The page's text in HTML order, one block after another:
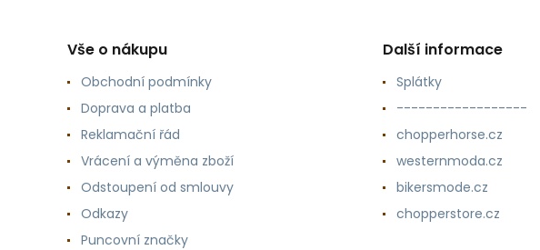
Vše o nákupu
Obchodní podmínky
Doprava a platba
Reklamační řád
Vrácení a výměna zboží
Odstoupení od smlouvy
Odkazy
Puncovní značky
Další informace
Splátky
------------------
chopperhorse.cz
westernmoda.cz
bikersmode.cz
chopperstore.cz